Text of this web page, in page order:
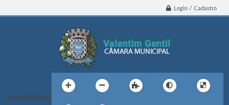
Login / Cadastro
Acessibilidade